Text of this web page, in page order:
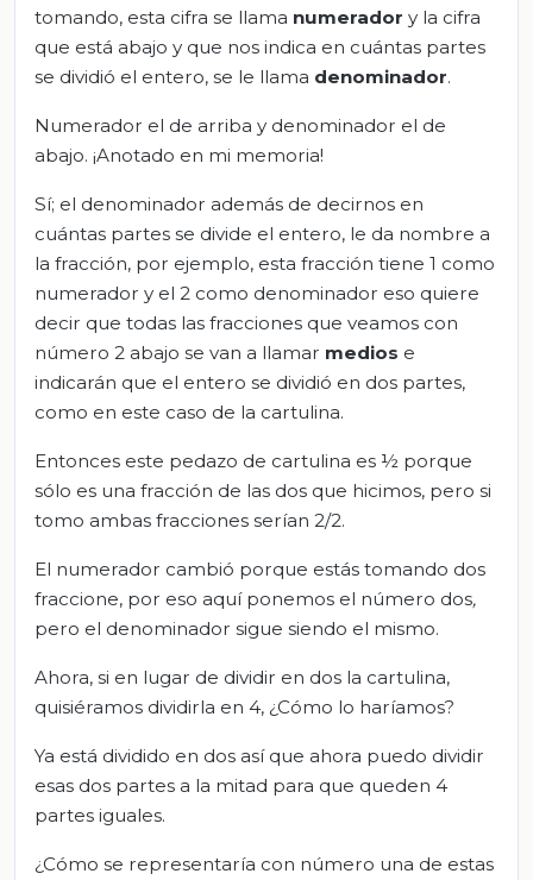
tomando, esta cifra se llama numerador y la cifra
que está abajo y que nos indica en cuántas partes
se dividió el entero, se le llama denominador.
Numerador el de arriba y denominador el de
abajo. ¡Anotado en mi memoria!
Sí; el denominador además de decirnos en
cuántas partes se divide el entero, le da nombre a
la fracción, por ejemplo, esta fracción tiene 1 como
numerador y el 2 como denominador eso quiere
decir que todas las fracciones que veamos con
número 2 abajo se van a llamar medios e
indicarán que el entero se dividió en dos partes,
como en este caso de la cartulina.
Entonces este pedazo de cartulina es ½ porque
sólo es una fracción de las dos que hicimos, pero si
tomo ambas fracciones serían 2/2.
El numerador cambió porque estás tomando dos
fraccione, por eso aquí ponemos el número dos,
pero el denominador sigue siendo el mismo.
Ahora, si en lugar de dividir en dos la cartulina,
quisiéramos dividirla en 4, ¿Cómo lo haríamos?
Ya está dividido en dos así que ahora puedo dividir
esas dos partes a la mitad para que queden 4
partes iguales.
¿Cómo se representaría con número una de estas